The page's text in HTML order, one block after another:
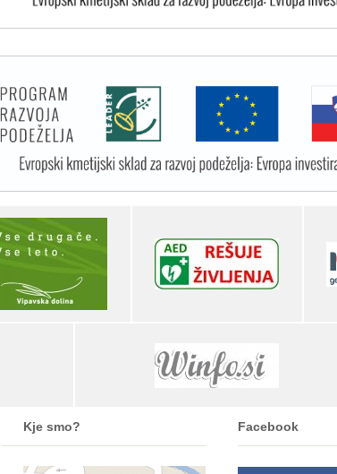
Kje smo? Facebook